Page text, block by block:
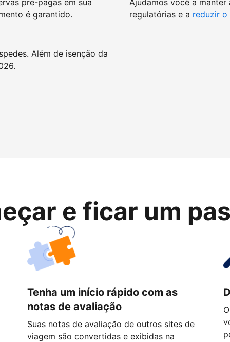
pré-pagas em sua
é garantido.
Além de isenção da
Ajudamos você a
regulatórias e a reduzir o
e ficar um
Tenha um início rápido com as
notas de avaliação
Suas notas de avaliação de outros sites de
viagem são convertidas e exibidas na